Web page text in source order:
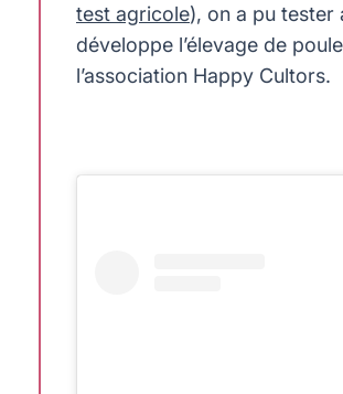
test agricole), on a pu tester
développe l’élevage de
l’association Happy Cultors.